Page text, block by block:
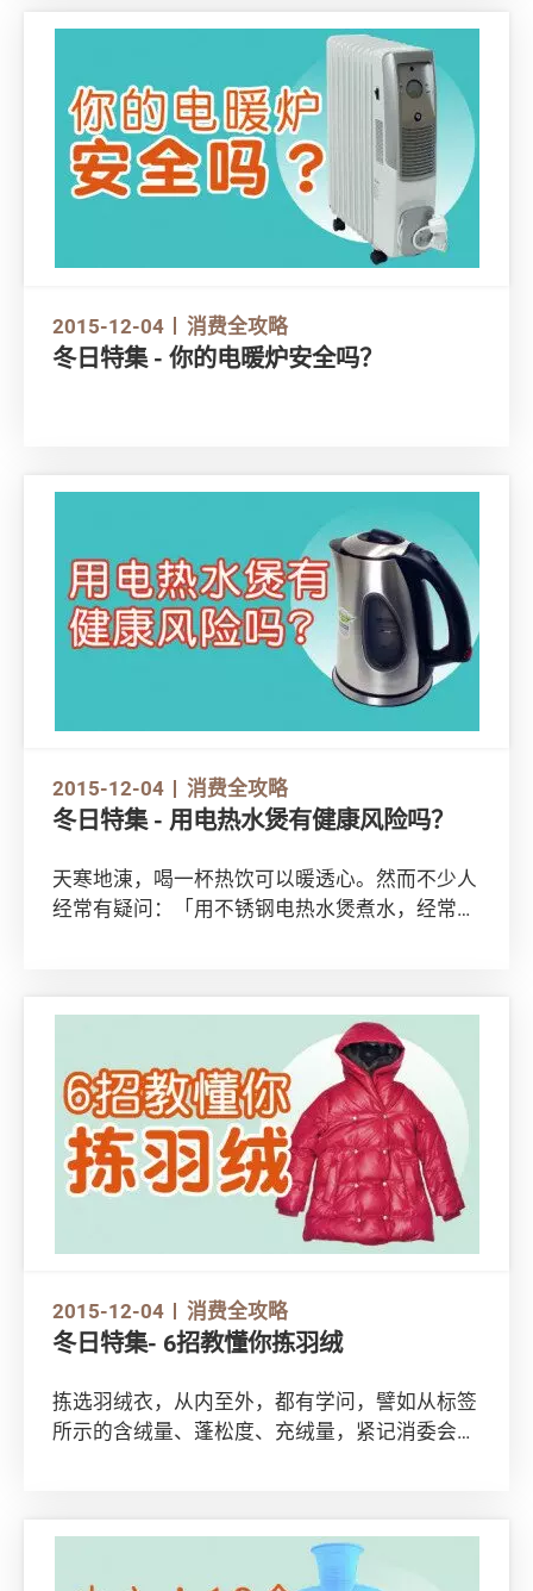
2015-12-04 消费全攻略
冬日特集 - 你的电暖炉安全吗？
2015-12-04 消费全攻略
冬日特集 - 用电热水煲有健康风险吗？
天寒地涷，喝一杯热饮可以暖透心。然而不少人
经常有疑问：「用不锈钢电热水煲煮水，经常有
2015-12-04 消费全攻略
冬日特集- 6招教懂你拣羽绒
拣选羽绒衣，从内至外，都有学问，譬如从标签
所示的含绒量、蓬松度、充绒量，紧记消委会6